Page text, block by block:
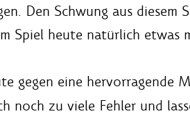
Den Schwung aus
Spiel heute natürlich etwas
gegen eine hervorragende
zu viele Fehler und